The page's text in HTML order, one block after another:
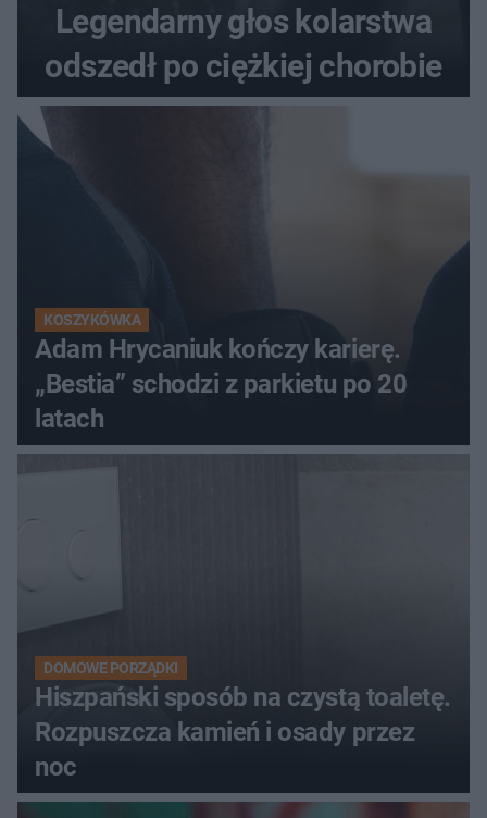
Legendarny głos kolarstwa
odszedł po ciężkiej chorobie
KOSZYKÓWKA
Adam Hrycaniuk kończy karierę.
„Bestia” schodzi z parkietu po 20
latach
DOMOWE PORZĄDKI
Hiszpański sposób na czystą toaletę.
Rozpuszcza kamień i osady przez
noc